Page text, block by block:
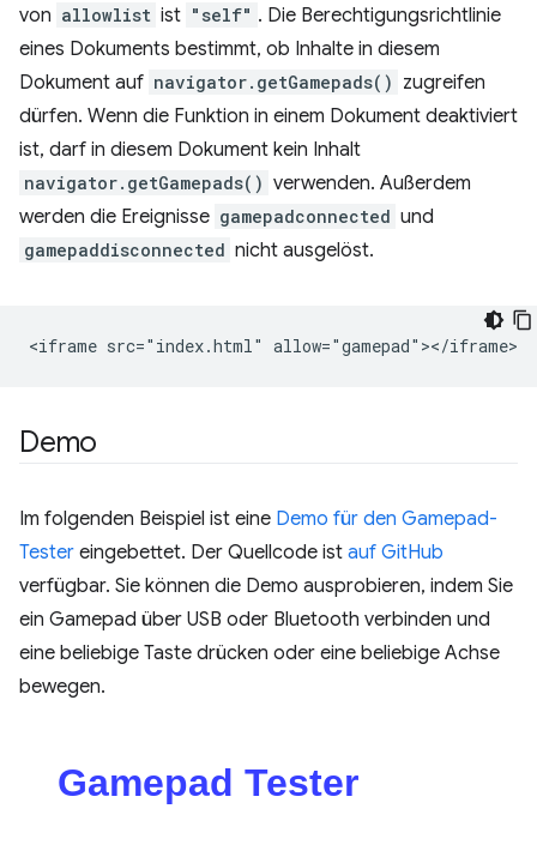
von allowlist ist "self" . Die Berechtigungsrichtlinie
eines Dokuments bestimmt, ob Inhalte in diesem
Dokument auf navigator.getGamepads() zugreifen
dürfen. Wenn die Funktion in einem Dokument deaktiviert
ist, darf in diesem Dokument kein Inhalt
navigator.getGamepads() verwenden. Außerdem
werden die Ereignisse gamepadconnected und
gamepaddisconnected nicht ausgelöst.
Demo
Im folgenden Beispiel ist eine Demo für den Gamepad-
Tester eingebettet. Der Quellcode ist auf GitHub
verfügbar. Sie können die Demo ausprobieren, indem Sie
ein Gamepad über USB oder Bluetooth verbinden und
eine beliebige Taste drücken oder eine beliebige Achse
bewegen.